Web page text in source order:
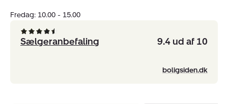
Fredag: 10.00 - 15.00
Sælgeranbefaling 9.4 ud af 10
boligsiden.dk